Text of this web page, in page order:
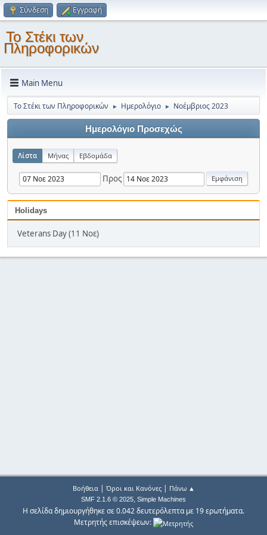
Σύνδεση Εγγραφή
Το Στέκι των
Πληροφορικών
Main Menu
Το Στέκι των Πληροφορικών ► Ημερολόγιο ► Νοέμβριος 2023
Ημερολόγιο Προσεχώς
Λίστα Μήνας Εβδομάδα
Προς
Holidays
Veterans Day (11 Νοε)
Βοήθεια| Όροι και Κανόνες| Πάνω ▲
SMF 2.1.6 © 2025, Simple Machines
Η σελίδα δημιουργήθηκε σε 0.042 δευτερόλεπτα με 19 ερωτήματα.
Μετρητής επισκέψεων: